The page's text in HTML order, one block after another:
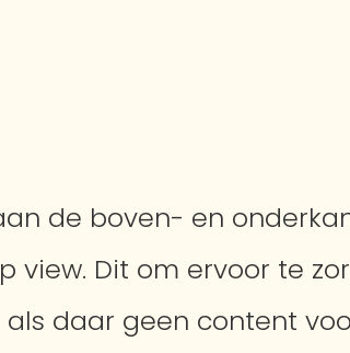
de boven- en
view. Dit om ervoor te
daar geen content